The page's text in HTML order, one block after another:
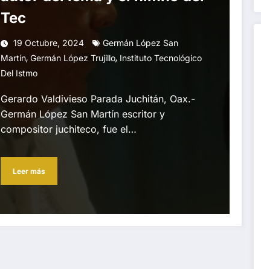
Tec
19 Octubre, 2024
Germán López San
Martín, Germán López Trujillo, Instituto Tecnológico
Del Istmo
Gerardo Valdivieso Parada Juchitán, Oax.-
Germán López San Martín escritor y
compositor juchiteco, fue el…
Leer más